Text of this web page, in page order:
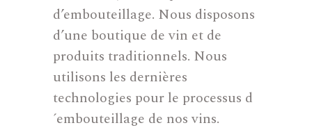
d’embouteillage. Nous disposons
d’une boutique de vin et de
produits traditionnels. Nous
utilisons les dernières
technologies pour le processus d
´embouteillage de nos vins.